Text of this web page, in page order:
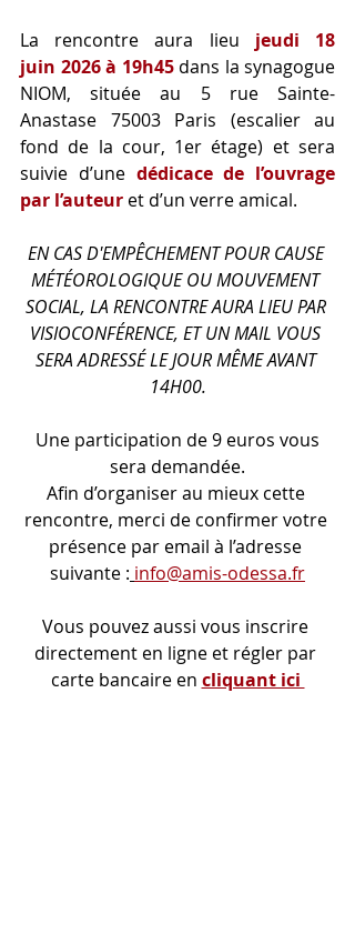
La rencontre aura lieu jeudi 18
juin 2026 à 19h45 dans la synagogue
NIOM, située au 5 rue Sainte-
Anastase 75003 Paris (escalier au
fond de la cour, 1er étage) et sera
suivie d’une dédicace de l’ouvrage
par l’auteur et d’un verre amical.
EN CAS D'EMPÊCHEMENT POUR CAUSE
MÉTÉOROLOGIQUE OU MOUVEMENT
SOCIAL, LA RENCONTRE AURA LIEU PAR
VISIOCONFÉRENCE, ET UN MAIL VOUS
SERA ADRESSÉ LE JOUR MÊME AVANT
14H00.
Une participation de 9 euros vous
sera demandée.
Afin d’organiser au mieux cette
rencontre, merci de confirmer votre
présence par email à l’adresse
suivante : info@amis-odessa.fr
Vous pouvez aussi vous inscrire
directement en ligne et régler par
carte bancaire en cliquant ici